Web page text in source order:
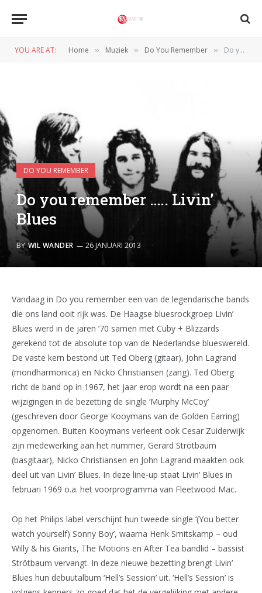
YOU ARE AT: Home » Muziek » Do You Remember » Do you remember ….. Livin’ Blues
DO YOU REMEMBER
Do you remember ….. Livin’
Blues
BY WIL WANDER 26 JANUARI 2013
Vandaag in Do you remember een van de legendarische bands
die ons land ooit rijk was. De Haagse bluesrockgroep Livin’
Blues werd in de jaren ’70 samen met Cuby + Blizzards
gerekend tot de absolute top van de Nederlandse blueswereld.
De vaste kern bestond uit Ted Oberg (gitaar), John Lagrand
(mondharmonica) en Nicko Christiansen (zang). Ted Oberg
richt de band op in 1967, het jaar erop wordt na een paar
wijzigingen in de bezetting de single ‘Murphy McCoy’
(geschreven door George Kooymans van de Golden Earring)
opgenomen. Buiten Kooymans verleent ook Cesar Zuiderwijk
zijn medewerking aan het nummer, Gerard Strötbaum
(basgitaar), Nicko Christiansen en John Lagrand maakten ook
deel uit van Livin’ Blues. In deze line-up staat Livin’ Blues in
februari 1969 o.a. het voorprogramma van Fleetwood Mac.
Op het Philips label verschijnt hun tweede single ‘(You better
watch yourself) Sonny Boy’, waarna Henk Smitskamp – oud
Willy & his Giants, The Motions en After Tea bandlid – bassist
Strötbaum vervangt. In deze nieuwe bezetting brengt Livin’
Blues hun debuutalbum ‘Hell’s Session’ uit. ‘Hell’s Session’ is